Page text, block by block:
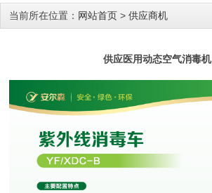
当前所在位置： 网站首页 > 供应商机
供应医用动态空气消毒机